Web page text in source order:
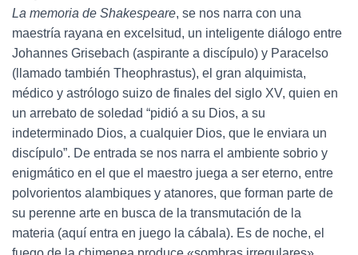
La memoria de Shakespeare, se nos narra con una
maestría rayana en excelsitud, un inteligente diálogo entre
Johannes Grisebach (aspirante a discípulo) y Paracelso
(llamado también Theophrastus), el gran alquimista,
médico y astrólogo suizo de finales del siglo XV, quien en
un arrebato de soledad “pidió a su Dios, a su
indeterminado Dios, a cualquier Dios, que le enviara un
discípulo”. De entrada se nos narra el ambiente sobrio y
enigmático en el que el maestro juega a ser eterno, entre
polvorientos alambiques y atanores, que forman parte de
su perenne arte en busca de la transmutación de la
materia (aquí entra en juego la cábala). Es de noche, el